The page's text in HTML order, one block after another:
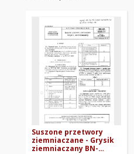
Suszone przetwory
ziemniaczane - Grysik
ziemniaczany BN-